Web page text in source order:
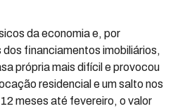
da economia e, por
financiamentos imobiliários,
própria mais difícil e provocou
residencial e um salto nos
meses até fevereiro, o valor